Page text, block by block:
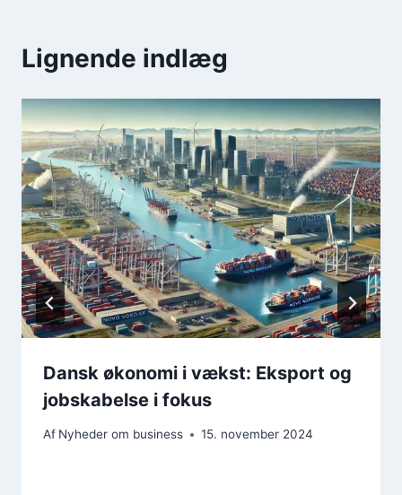
Lignende indlæg
Dansk økonomi i vækst: Eksport og
jobskabelse i fokus
Af Nyheder om business 15. november 2024